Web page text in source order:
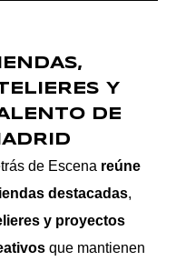
Y
DE
de Escena reúne
destacadas,
y proyectos
que mantienen